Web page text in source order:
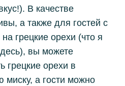
В качестве
а также для гостей с
грецкие орехи (что я
вы можете
грецкие орехи в
миску, а гости можно